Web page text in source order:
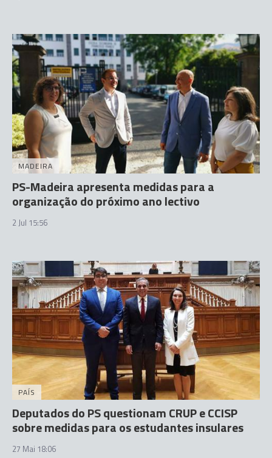
MADEIRA
PS-Madeira apresenta medidas para a
organização do próximo ano lectivo
2 Jul 15:56
PAÍS
Deputados do PS questionam CRUP e CCISP
sobre medidas para os estudantes insulares
27 Mai 18:06